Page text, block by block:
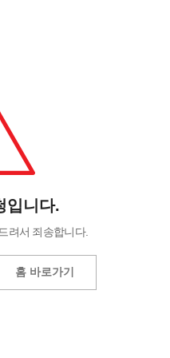
입니다.
려서 죄송합니다.
홈 바로가기